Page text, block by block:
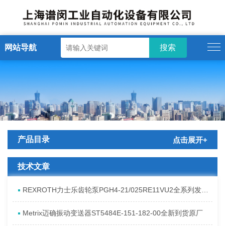
网站导航
产品目录 点击展开+
技术文章
REXROTH力士乐齿轮泵PGH4-21/025RE11VU2全系列发货原理
Metrix迈确振动变送器ST5484E-151-182-00全新到货原厂